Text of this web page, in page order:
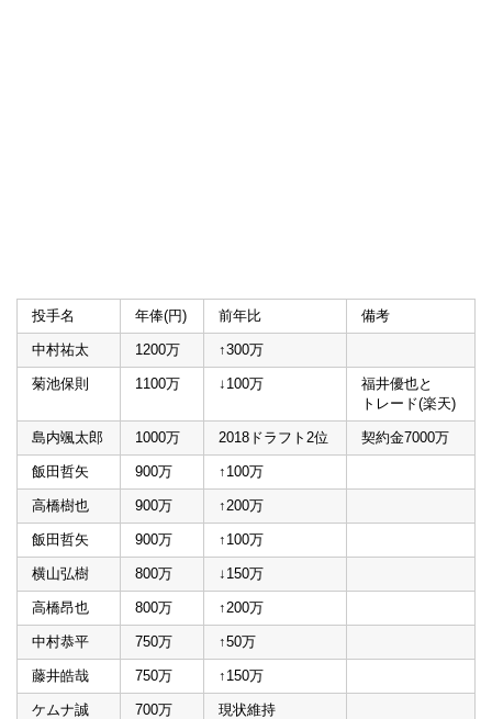
投手名 年俸(円) 前年比 備考
中村祐太 1200万 ↑300万
菊池保則 1100万 ↓100万
福井優也と
トレード(楽天)
島内颯太郎 1000万 2018ドラフト2位 契約金7000万
飯田哲矢 900万 ↑100万
高橋樹也 900万 ↑200万
飯田哲矢 900万 ↑100万
横山弘樹 800万 ↓150万
高橋昂也 800万 ↑200万
中村恭平 750万 ↑50万
藤井皓哉 750万 ↑150万
ケムナ誠 700万 現状維持